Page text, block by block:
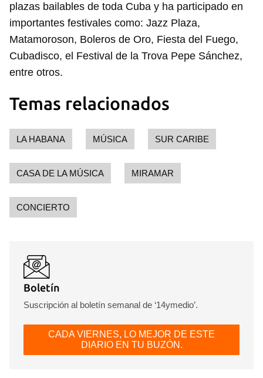
plazas bailables de toda Cuba y ha participado en
importantes festivales como: Jazz Plaza,
Matamoroson, Boleros de Oro, Fiesta del Fuego,
Cubadisco, el Festival de la Trova Pepe Sánchez,
entre otros.
Temas relacionados
LA HABANA MÚSICA SUR CARIBE
CASA DE LA MÚSICA MIRAMAR
CONCIERTO
Boletín
Suscripción al boletín semanal de ‘14ymedio’.
CADA VIERNES, LO MEJOR DE ESTE
DIARIO EN TU BUZÓN.